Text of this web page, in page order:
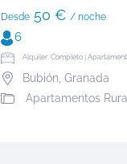
Desde 50 € / noche
6
Alquiler: Completo |
Bubión Granada
Apartamentos